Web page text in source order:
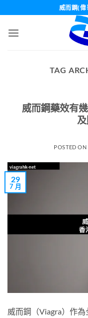
to
content
威而鋼(
TAG
威而鋼藥效有
POSTED ON
29
7 月
威而鋼（Viagra）作